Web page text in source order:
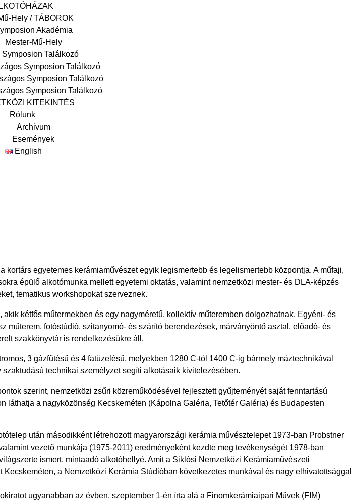
Hely / TÁBOROK
Akadémia
Mester-Mű-Hely
Symposion Találkozó
Symposion Találkozó
Symposion Találkozó
Symposion Találkozó
KITEKINTÉS
Rólunk
Archivum
Események
English
kortárs egyetemes kerámiaművészet egyik legismertebb és legelismertebb központja. A műfaji,
épülő alkotómunka mellett egyetemi oktatás, valamint nemzetközi mester- és DLA-képzés
tematikus workshopokat szerveznek.
kétfős műtermekben és egy nagyméretű, kollektív műteremben dolgozhatnak. Egyéni- és
műterem, fotóstúdió, szitanyomó- és szárító berendezések, márványöntő asztal, előadó- és
szakkönyvtár is rendelkezésükre áll.
3 gázfűtésű és 4 fatüzelésű, melyekben 1280 C-tól 1400 C-ig bármely máztechnikával
szaktudású technikai személyzet segíti alkotásaik kivitelezésében.
szerint, nemzetközi zsűri közreműködésével fejlesztett gyűjteményét saját fenntartású
láthatja a nagyközönség Kecskeméten (Kápolna Galéria, Tetőtér Galéria) és Budapesten
után másodikként létrehozott magyarországi kerámia művésztelepet 1973-ban Probstner
vezető munkája (1975-2011) eredményeként kezdte meg tevékenységét 1978-ban
ismert, mintaadó alkotóhellyé. Amit a Siklósi Nemzetközi Kerámiaművészeti
a Nemzetközi Kerámia Stúdióban következetes munkával és nagy elhivatottsággal
ugyanabban az évben, szeptember 1-én írta alá a Finomkerámiaipari Művek (FIM)